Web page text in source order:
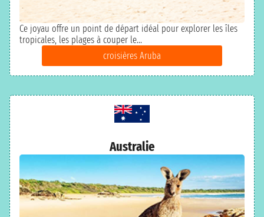
Ce joyau offre un point de départ idéal pour explorer les îles
tropicales, les plages à couper le...
croisières Aruba
Australie